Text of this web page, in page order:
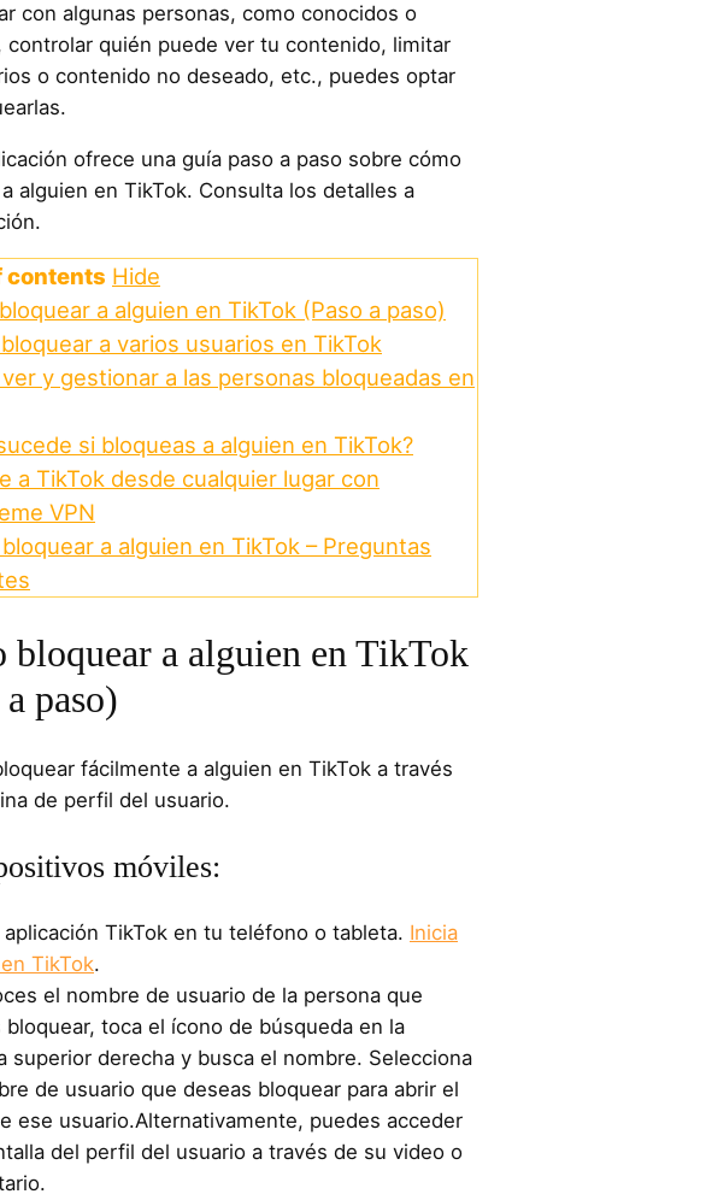
con algunas personas, como conocidos o
controlar quién puede ver tu contenido, limitar
o contenido no deseado, etc., puedes optar
ofrece una guía paso a paso sobre cómo
alguien en TikTok. Consulta los detalles a
contents Hide
a alguien en TikTok (Paso a paso)
a varios usuarios en TikTok
y gestionar a las personas bloqueadas en
si bloqueas a alguien en TikTok?
a TikTok desde cualquier lugar con
VPN
a alguien en TikTok – Preguntas
bloquear a alguien en TikTok
paso)
fácilmente a alguien en TikTok a través
de perfil del usuario.
móviles:
aplicación TikTok en tu teléfono o tableta. Inicia
TikTok.
el nombre de usuario de la persona que
bloquear, toca el ícono de búsqueda en la
superior derecha y busca el nombre. Selecciona
de usuario que deseas bloquear para abrir el
ese usuario.Alternativamente, puedes acceder
del perfil del usuario a través de su video o